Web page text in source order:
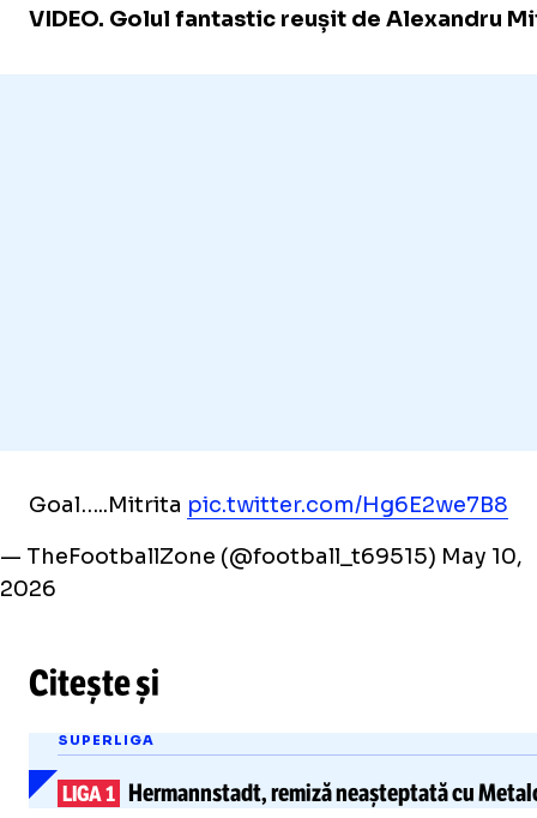
VIDEO. Golul fantastic reușit de Alexandru
Goal…..Mitrita pic.twitter.com/Hg6E2we7B8
— TheFootballZone (@football_t69515) May 10,
2026
Citește și
SUPERLIGA
LIGA 1 Hermannstadt,remiză neașteptatăcu